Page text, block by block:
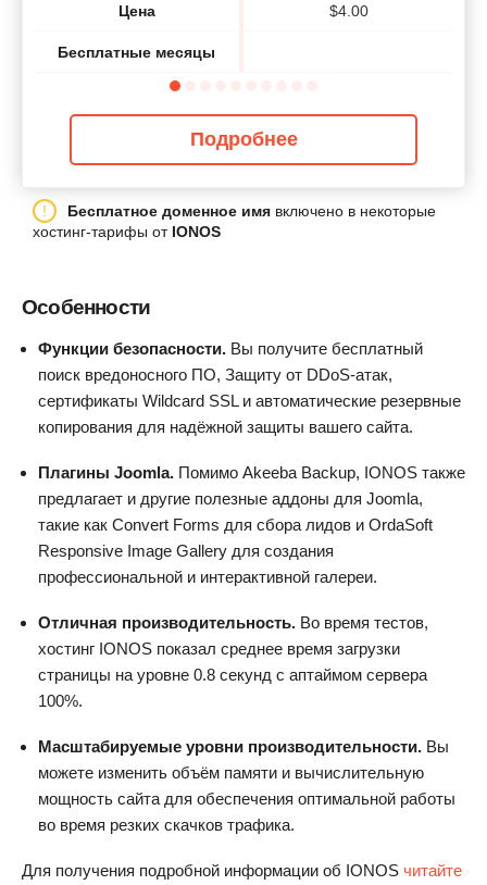
Цена
Бесплатные месяцы
$4.00
Подробнее
Бесплатное доменное имя включено в некоторые
хостинг-тарифы от IONOS
Особенности
Функции безопасности. Вы получите бесплатный
поиск вредоносного ПО, Защиту от DDoS-атак,
сертификаты Wildcard SSL и автоматические резервные
копирования для надёжной защиты вашего сайта.
Плагины Joomla. Помимо Akeeba Backup, IONOS также
предлагает и другие полезные аддоны для Joomla,
такие как Convert Forms для сбора лидов и OrdaSoft
Responsive Image Gallery для создания
профессиональной и интерактивной галереи.
Отличная производительность. Во время тестов,
хостинг IONOS показал среднее время загрузки
страницы на уровне 0.8 секунд с аптаймом сервера
100%.
Масштабируемые уровни производительности. Вы
можете изменить объём памяти и вычислительную
мощность сайта для обеспечения оптимальной работы
во время резких скачков трафика.
Для получения подробной информации об IONOS читайте